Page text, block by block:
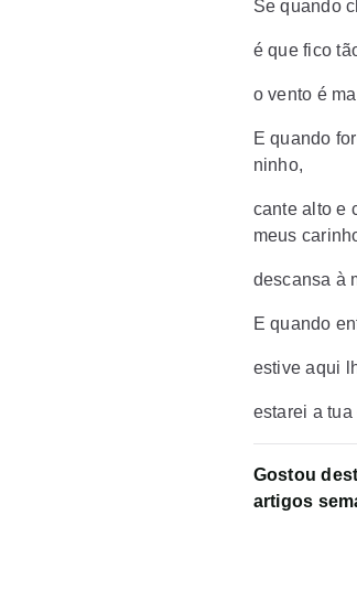
Se quando
é que fico
o vento é
E quando
ninho,
cante alto e
meus
descansa à
E quando
estive aqui
estarei a
Gostou
artigos